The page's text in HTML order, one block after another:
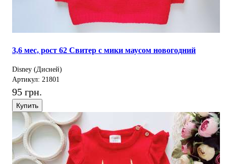
3,6 мес, рост 62 Свитер с мики маусом новогодний
Disney (Дисней)
Артикул: 21801
95 грн.
Купить